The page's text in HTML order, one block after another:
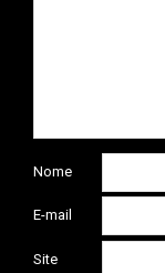
Nome
E-mail
Site